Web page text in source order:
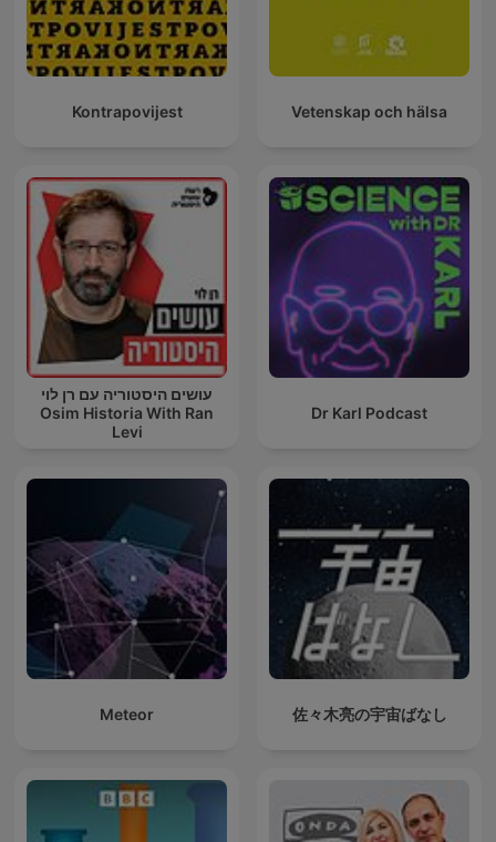
Kontrapovijest Vetenskap och hälsa
עושים היסטוריה עם רן לוי
Osim Historia With Ran
Levi
Dr Karl Podcast
Meteor 佐々木亮の宇宙ばなし